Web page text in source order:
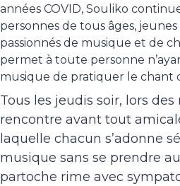
années COVID, Souliko
personnes de tous âges,
passionnés de musique et de
permet à toute personne
musique de pratiquer le chant
Tous les jeudis soir, lors
rencontre avant tout
laquelle chacun s’adonne
musique sans se prendre
partoche rime avec